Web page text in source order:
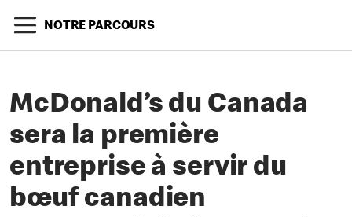
NOTRE PARCOURS
McDonald’s du Canada
sera la première
entreprise à servir du
bœuf canadien